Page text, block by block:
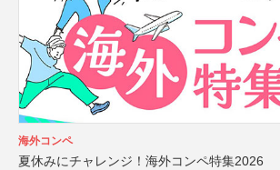
海外コンペ
夏休みにチャレンジ！海外コンペ特集2026